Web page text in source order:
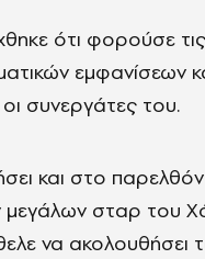
ότι φορούσε
εμφανίσεων
συνεργάτες του.
και στο
σταρ του
να